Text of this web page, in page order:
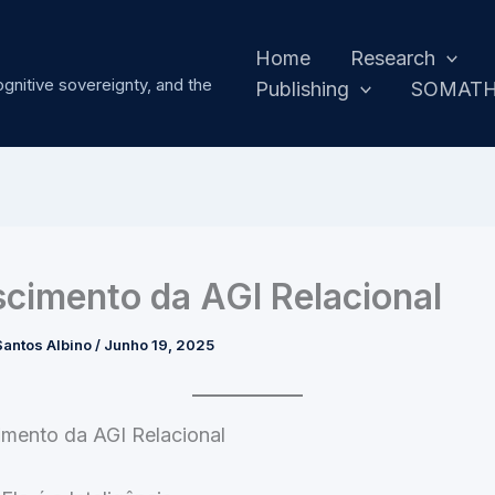
sovereignty, and the
Home
Research
Publishing
da AGI Relacional
Albino / Junho 19, 2025
da AGI Relacional